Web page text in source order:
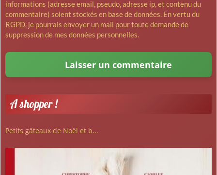
informations (adresse email, pseudo, adresse ip, et contenu du
commentaire) soient stockés en base de données. En vertu du
RGPD, je pourrais envoyer un mail pour toute demande de
suppression de mes données personnelles.
A shopper !
Petits gâteaux de Noël et b...